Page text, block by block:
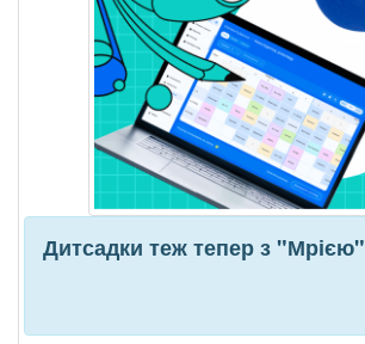
Дитсадки теж тепер з "Мрією"